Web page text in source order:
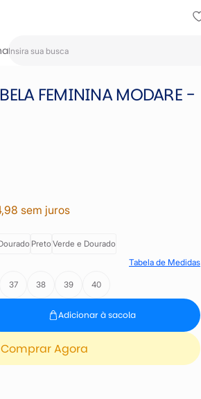
FEMININA MODARE -
sem juros
Preto Verde e Dourado
Tabela de Medidas
37 38 39 40
Adicionar à sacola
Comprar Agora